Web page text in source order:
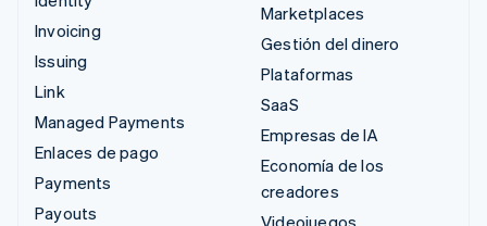
Invoicing
Issuing
Link
Managed Payments
Enlaces de pago
Payments
Payouts
Marketplaces
Gestión del dinero
Plataformas
SaaS
Empresas de IA
Economía de los
creadores